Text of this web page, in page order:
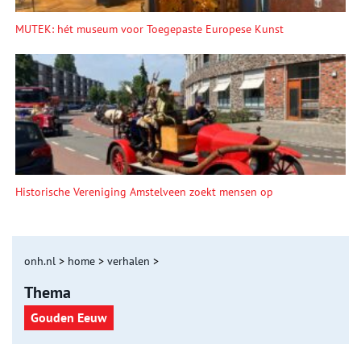
MUTEK: hét museum voor Toegepaste Europese Kunst
Historische Vereniging Amstelveen zoekt mensen op
onh.nl > home > verhalen >
Thema
Gouden Eeuw